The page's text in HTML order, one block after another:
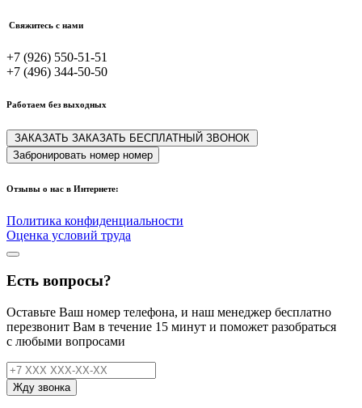
Свяжитесь с нами
+7 (926) 550-51-51
+7 (496) 344-50-50
Работаем без выходных
ЗАКАЗАТЬ ЗАКАЗАТЬ
БЕСПЛАТНЫЙ ЗВОНОК
Забронировать номер номер
Отзывы о нас в Интернете:
Политика конфиденциальности
Оценка условий труда
Есть вопросы?
Оставьте Ваш номер телефона, и наш менеджер бесплатно
перезвонит Вам в течение 15 минут и поможет разобраться
с любыми вопросами
Жду звонка